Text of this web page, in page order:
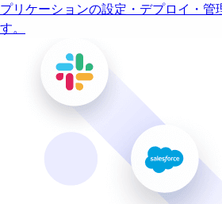
プリケーションの設定・デプロイ・管
す。